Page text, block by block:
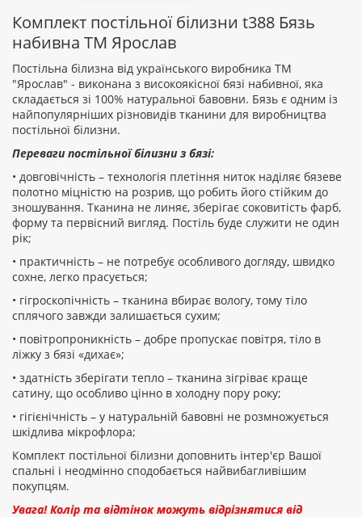
Комплект постільної білизни t388 Бязь
набивна ТМ Ярослав
Постільна білизна від українського виробника ТМ
"Ярослав" - виконана з високоякісної бязі набивної, яка
складається зі 100% натуральної бавовни. Бязь є одним із
найпопулярніших різновидів тканини для виробництва
постільної білизни.
Переваги постільної білизни з бязі:
• довговічність – технологія плетіння ниток наділяє бязеве
полотно міцністю на розрив, що робить його стійким до
зношування. Тканина не линяє, зберігає соковитість фарб,
форму та первісний вигляд. Постіль буде служити не один
рік;
• практичність – не потребує особливого догляду, швидко
сохне, легко прасується;
• гігроскопічність – тканина вбирає вологу, тому тіло
сплячого завжди залишається сухим;
• повітропроникність – добре пропускає повітря, тіло в
ліжку з бязі «дихає»;
• здатність зберігати тепло – тканина зігріває краще
сатину, що особливо цінно в холодну пору року;
• гігієнічність – у натуральній бавовні не розмножується
шкідлива мікрофлора;
Комплект постільної білизни доповнить інтер'єр Вашої
спальні і неодмінно сподобається найвибагливішим
покупцям.
Увага! Колір та відтінок можуть відрізнятися від
Рейтинг:
ПРОДОВЖИТИ